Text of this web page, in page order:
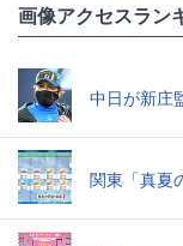
画像アクセスラン
中日が新庄
関東「真夏